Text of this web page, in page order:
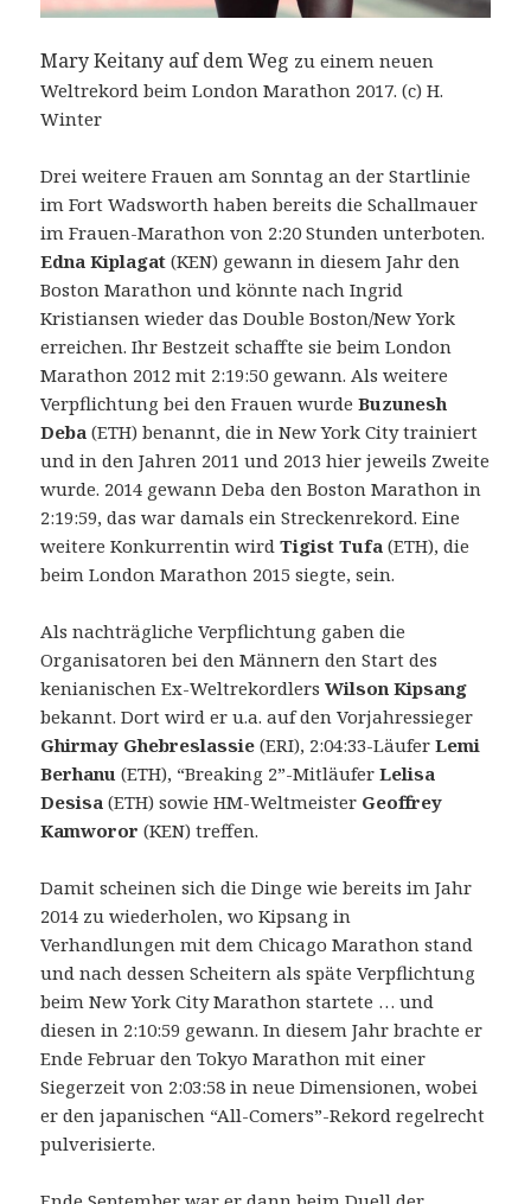
Mary Keitany auf dem Weg zu einem neuen
Weltrekord beim London Marathon 2017. (c) H.
Winter
Drei weitere Frauen am Sonntag an der Startlinie
im Fort Wadsworth haben bereits die Schallmauer
im Frauen-Marathon von 2:20 Stunden unterboten.
Edna Kiplagat (KEN) gewann in diesem Jahr den
Boston Marathon und könnte nach Ingrid
Kristiansen wieder das Double Boston/New York
erreichen. Ihr Bestzeit schaffte sie beim London
Marathon 2012 mit 2:19:50 gewann. Als weitere
Verpflichtung bei den Frauen wurdeBuzunesh
Deba (ETH) benannt, die in New York City trainiert
und in den Jahren 2011 und 2013 hier jeweils Zweite
wurde. 2014 gewann Deba den Boston Marathon in
2:19:59, das war damals ein Streckenrekord. Eine
weitere Konkurrentin wirdTigist Tufa (ETH), die
beim London Marathon 2015 siegte, sein.
Als nachträgliche Verpflichtung gaben die
Organisatoren bei den Männern den Start des
kenianischen Ex-WeltrekordlersWilson Kipsang
bekannt. Dort wird er u.a. auf den Vorjahressieger
Ghirmay Ghebreslassie (ERI), 2:04:33-Läufer Lemi
Berhanu (ETH), “Breaking 2”-MitläuferLelisa
Desisa (ETH) sowie HM-Weltmeister Geoffrey
Kamworor (KEN) treffen.
Damit scheinen sich die Dinge wie bereits im Jahr
2014 zu wiederholen, wo Kipsang in
Verhandlungen mit dem Chicago Marathon stand
und nach dessen Scheitern als späte Verpflichtung
beim New York City Marathon startete … und
diesen in 2:10:59 gewann. In diesem Jahr brachte er
Ende Februar den Tokyo Marathon mit einer
Siegerzeit von 2:03:58 in neue Dimensionen, wobei
er den japanischen “All-Comers”-Rekord regelrecht
pulverisierte.